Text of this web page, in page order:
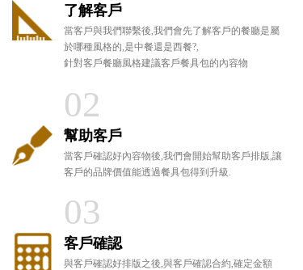
了解客戶
當客戶與我們聯繫後,我們會先了解客戶的餐廳是屬
於哪種風格的,是中餐還是西餐?,
針對客戶餐廳風格建議客戶餐具包的內容物
02
幫助客戶
當客戶確認好內容物後,我們會開始幫助客戶排版,讓
客戶的品牌價值能透過餐具包得到升級.
03
客戶確認
與客戶確認好排版之後,與客戶確認合約,確定金額